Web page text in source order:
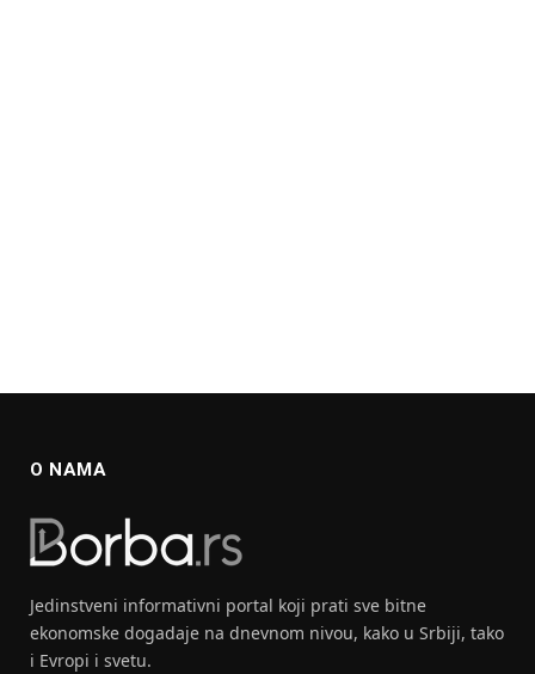
O NAMA
Jedinstveni informativni portal koji prati sve bitne
ekonomske dogadaje na dnevnom nivou, kako u Srbiji, tako
i Evropi i svetu.